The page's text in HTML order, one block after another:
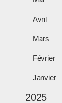
Avril
Mars
Février
Janvier
2025